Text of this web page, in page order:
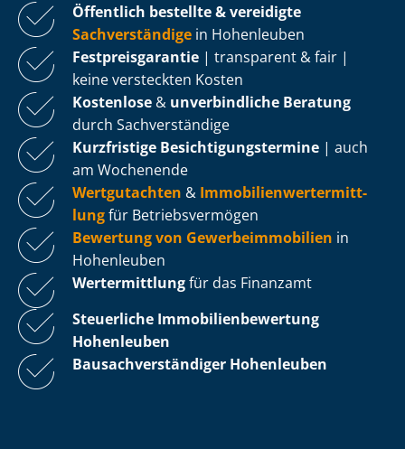
Öffentlich bestellte & vereidigte
Sachverständige in Hohenleuben
Fest­preis­ga­ran­tie | transparent & fair |
keine versteckten Kosten
Kostenlose & unverbindliche Beratung
durch Sachverständige
Kurzfristige Be­sich­ti­gungs­ter­mi­ne | auch
am Wochenende
Wertgutachten & Im­mo­bi­li­en­wert­ermitt­
lungfür Be­triebs­ver­mö­gen
Bewertung von Ge­wer­be­im­mo­bi­li­en in
Hohenleuben
Wertermittlungfür das Finanzamt
Steuerliche Im­mo­bi­li­en­be­wer­tung
Hohenleuben
Bau­sach­ver­stän­di­ger Hohenleuben